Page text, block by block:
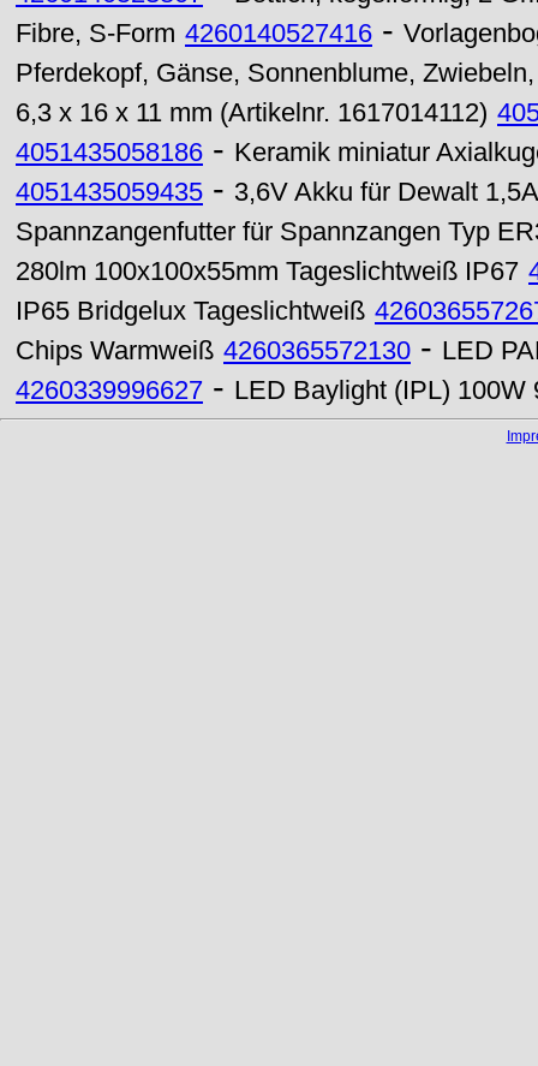
Fibre, S-Form 4260140527416 -
Pferdekopf, Gänse, Sonnenblume,
6,3 x 16 x 11 mm (Artikelnr. 1617014112)
4051435058186 - Keramik miniatur
4051435059435 - 3,6V Akku für Dewalt
Spannzangenfutter für Spannzangen Typ
280lm 100x100x55mm Tageslichtweiß IP67
IP65 Bridgelux Tageslichtweiß
Chips Warmweiß 4260365572130 - LED
4260339996627 - LED Baylight (IPL) 100W